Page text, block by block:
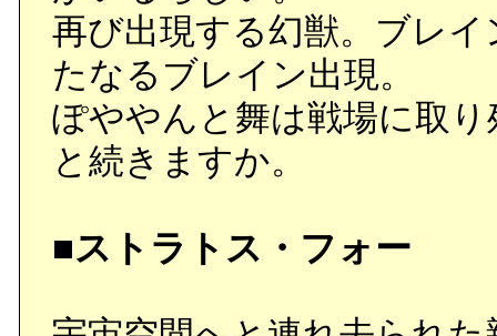
再び出現する幻獣。ブレ
たなるブレイン出現。
ぽややんと舞は戦場に取
と続きますか。
■ストラトス・フォー